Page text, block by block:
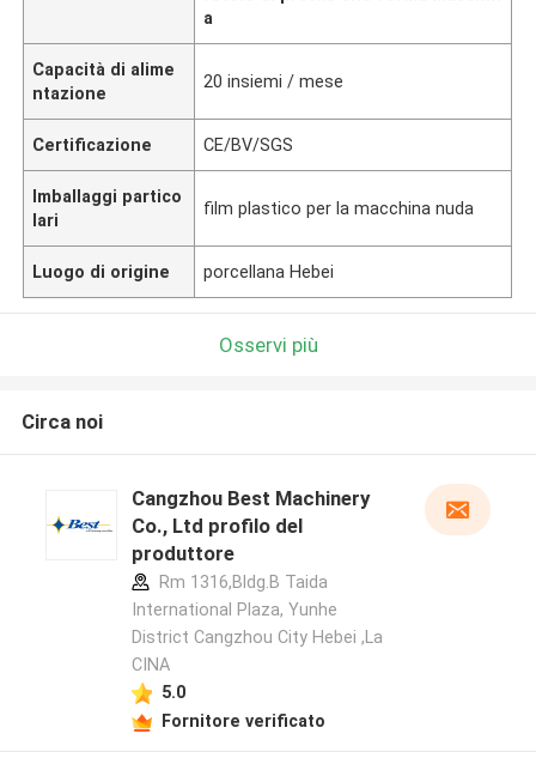
a
Capacità di alime
ntazione
20 insiemi / mese
Certificazione CE/BV/SGS
Imballaggi partico
lari
film plastico per la macchina nuda
Luogo di origine porcellana Hebei
Osservi più
Circa noi
Cangzhou Best Machinery
Co., Ltd profilo del
produttore
Rm 1316,Bldg.B Taida
International Plaza, Yunhe
District Cangzhou City Hebei ,La
CINA
5.0
Fornitore verificato